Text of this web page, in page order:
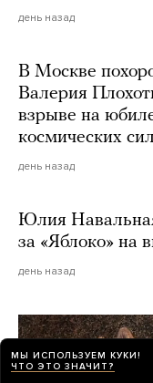
день назад
В Москве
Валерия
взрыве на
космических сил
день назад
Юлия
за «Яблоко» на
день назад
МЫ ИСПОЛЬЗУЕМ КУКИ!
ЧТО ЭТО ЗНАЧИТ?